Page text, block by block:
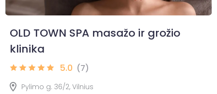
OLD TOWN SPA masažo ir grožio
klinika
5.0 (7)
Pylimo g. 36/2, Vilnius